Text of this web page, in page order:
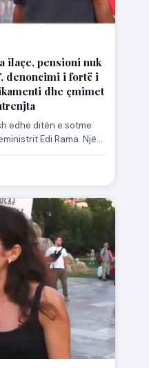
ilaçe, pensioni nuk
denoncimi i fortë i
dhe çmimet
edhe ditën e sotme
Edi Rama. Një